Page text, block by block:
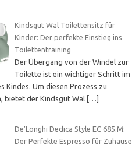
Kindsgut Wal Toilettensitz für
Kinder: Der perfekte Einstieg ins
Toilettentraining
Der Übergang von der Windel zur
Toilette ist ein wichtiger Schritt im
Kindes. Um diesen Prozess zu
bietet der Kindsgut Wal […]
De’Longhi Dedica Style EC 685.M:
Der Perfekte Espresso für Zuhause